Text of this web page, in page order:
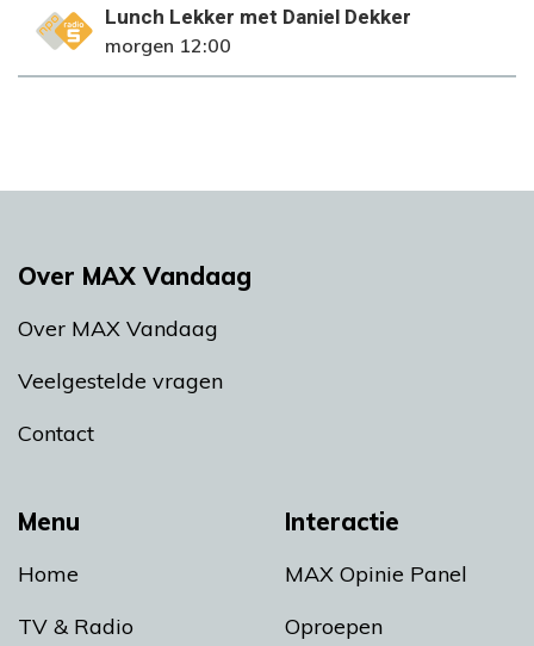
NPO Radio 5
Lunch Lekker met Daniel Dekker
morgen 12:00
Menu
Home
TV & Radio
Interactie
MAX Opinie Panel
Oproepen
Over MAX Vandaag
Over MAX Vandaag
Veelgestelde vragen
Contact